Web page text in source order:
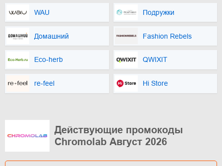
WAU Подружки
Домашний Fashion Rebels
Eco-herb QWIXIT
re-feel Hi Store
Действующие промокоды
Chromolab Август 2026